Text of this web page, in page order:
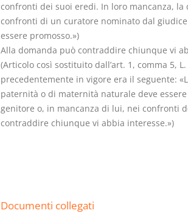
confronti dei suoi eredi. In loro mancanza, la
confronti di un curatore nominato dal
essere promosso.»)
Alla domanda può contraddire chiunque vi
(Articolo così sostituito dall’art. 1, comma 5,
precedentemente in vigore era il seguente:
paternità o di maternità naturale deve
genitore o, in mancanza di lui, nei confronti
contraddire chiunque vi abbia interesse.»)
Documenti collegati